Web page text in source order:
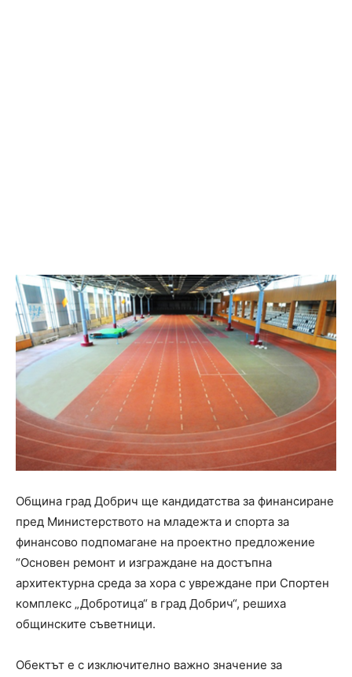
Община град Добрич ще кандидатства за финансиране
пред Министерството на младежта и спорта за
финансово подпомагане на проектно предложение
“Основен ремонт и изграждане на достъпна
архитектурна среда за хора с увреждане при Спортен
комплекс „Добротица“ в град Добрич“, решиха
общинските съветници.
Обектът е с изключително важно значение за